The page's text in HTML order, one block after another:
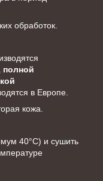
обработок.
полной
в Европе.
кожа.
40°C) и сушить